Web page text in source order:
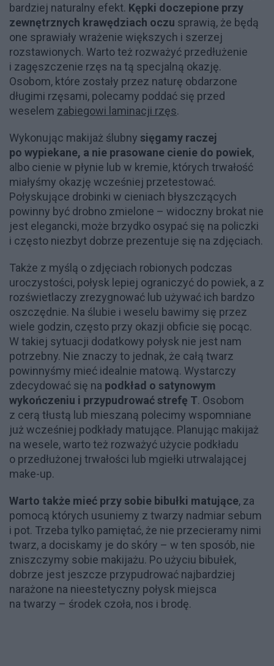
bardziej naturalny efekt. Kępki doczepione przy
zewnętrznych krawędziach oczu sprawią, że będą
one sprawiały wrażenie większych i szerzej
rozstawionych. Warto też rozważyć przedłużenie
i zagęszczenie rzęs na tą specjalną okazję.
Osobom, które zostały przez naturę obdarzone
długimi rzęsami, polecamy poddać się przed
weselem zabiegowi laminacji rzęs.
Wykonując makijaż ślubny sięgamy raczej
po wypiekane, a nie prasowane cienie do powiek,
albo cienie w płynie lub w kremie, których trwałość
miałyśmy okazję wcześniej przetestować.
Połyskujące drobinki w cieniach błyszczących
powinny być drobno zmielone – widoczny brokat nie
jest elegancki, może brzydko osypać się na policzki
i często niezbyt dobrze prezentuje się na zdjęciach.
Także z myślą o zdjęciach robionych podczas
uroczystości, połysk lepiej ograniczyć do powiek, a z
rozświetlaczy zrezygnować lub używać ich bardzo
oszczędnie. Na ślubie i weselu bawimy się przez
wiele godzin, często przy okazji obficie się pocąc.
W takiej sytuacji dodatkowy połysk nie jest nam
potrzebny. Nie znaczy to jednak, że całą twarz
powinnyśmy mieć idealnie matową. Wystarczy
zdecydować się na podkład o satynowym
wykończeniu i przypudrować strefę T. Osobom
z cerą tłustą lub mieszaną polecimy wspomniane
już wcześniej podkłady matujące. Planując makijaż
na wesele, warto też rozważyć użycie podkładu
o przedłużonej trwałości lub mgiełki utrwalającej
make-up.
Warto także mieć przy sobie bibułki matujące, za
pomocą których usuniemy z twarzy nadmiar sebum
i pot. Trzeba tylko pamiętać, że nie przecieramy nimi
twarz, a dociskamy je do skóry – w ten sposób, nie
zniszczymy sobie makijażu. Po użyciu bibułek,
dobrze jest jeszcze przypudrować najbardziej
narażone na nieestetyczny połysk miejsca
na twarzy – środek czoła, nos i brodę.